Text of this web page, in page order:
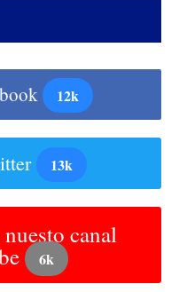
12k
13k
canal
6k